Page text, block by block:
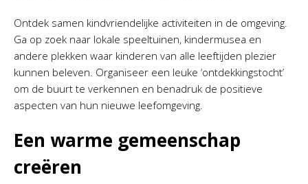
Ontdek samen kindvriendelijke activiteiten in de omgeving.
Ga op zoek naar lokale speeltuinen, kindermusea en
andere plekken waar kinderen van alle leeftijden plezier
kunnen beleven. Organiseer een leuke ‘ontdekkingstocht’
om de buurt te verkennen en benadruk de positieve
aspecten van hun nieuwe leefomgeving.
Een warme gemeenschap
creëren